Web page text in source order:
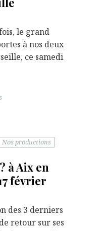
le grand
à nos deux
ce samedi
Nos productions
à Aix en
février
des 3 derniers
retour sur ses